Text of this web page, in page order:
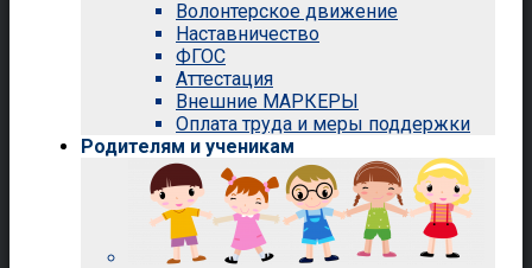
Волонтерское движение
Наставничество
ФГОС
Аттестация
Внешние МАРКЕРЫ
Оплата труда и меры поддержки
Родителям и ученикам